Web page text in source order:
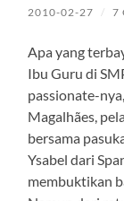
2010-02-27 / 7
Apa yang
Ibu Guru di
passionate-
Magalhães,
bersama
Ysabel dari
membuktikan